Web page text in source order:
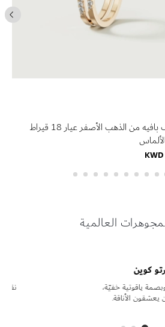
خاتم ألف بافيه من الذهب الأصفر عيار 18 قيراط
العالمية
كوين
كوين
ياقوتية خفيّة،
الأناقة.